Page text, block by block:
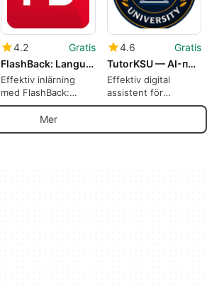
4.2
Gratis
FlashBack: Language & Study
Effektiv inlärning
med FlashBack:
Language & Study
4.6
Gratis
TutorKSU — AI-помощник КРУ
Effektiv digital
assistent för
studenter och lärare
Mer